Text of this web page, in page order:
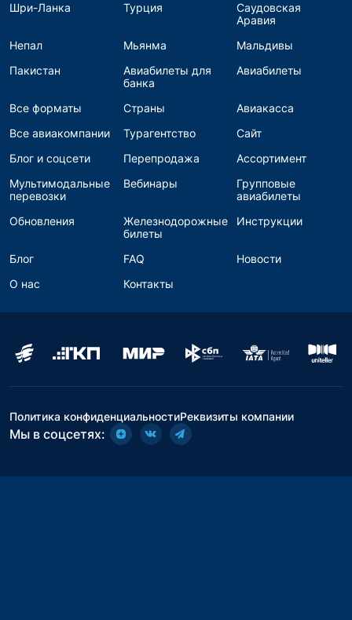
Шри-Ланка
Турция
Саудовская
Аравия
Непал
Мьянма
Мальдивы
Пакистан
Авиабилеты для
банка
Авиабилеты
Все форматы Страны
Авиакасса
Все авиакомпании
Турагентство
Сайт
Блог и соцсети
Перепродажа
Ассортимент
Мультимодальные
перевозки
Вебинары
Групповые
авиабилеты
Обновления
Железнодорожные
билеты
Инструкции
Блог FAQ
Новости
О нас
Контакты
Политика конфиденциальностиРеквизиты компании
Мы в соцсетях: